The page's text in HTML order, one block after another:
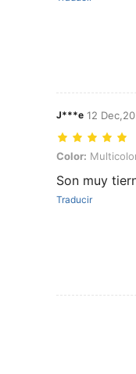
J***e 12
Color: Multicolor,
Color:
Son muy
Traducir